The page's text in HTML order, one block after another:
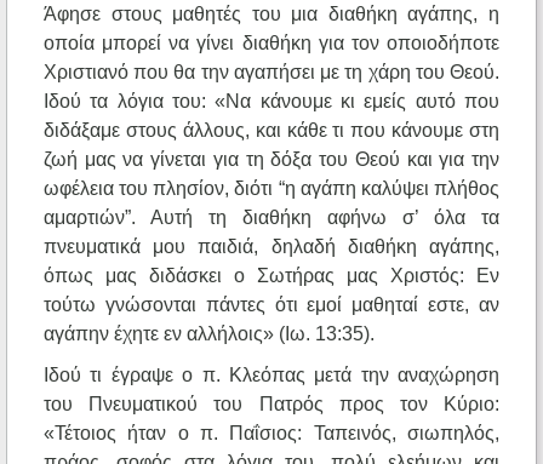
Άφησε στους μαθητές του μια διαθήκη αγάπης, η
οποία μπορεί να γίνει διαθήκη για τον οποιοδήποτε
Χριστιανό που θα την αγαπήσει με τη χάρη του Θεού.
Ιδού τα λόγια του: «Να κάνουμε κι εμείς αυτό που
διδάξαμε στους άλλους, και κάθε τι που κάνουμε στη
ζωή μας να γίνεται για τη δόξα του Θεού και για την
ωφέλεια του πλησίον, διότι “η αγάπη καλύψει πλήθος
αμαρτιών”. Αυτή τη διαθήκη αφήνω σ’ όλα τα
πνευματικά μου παιδιά, δηλαδή διαθήκη αγάπης,
όπως μας διδάσκει ο Σωτήρας μας Χριστός: Εν
τούτω γνώσονται πάντες ότι εμοί μαθηταί εστε, αν
αγάπην έχητε εν αλλήλοις» (Ιω. 13:35).
Ιδού τι έγραψε ο π. Κλεόπας μετά την αναχώρηση
του Πνευματικού του Πατρός προς τον Κύριο:
«Τέτοιος ήταν ο π. Παΐσιος: Ταπεινός, σιωπηλός,